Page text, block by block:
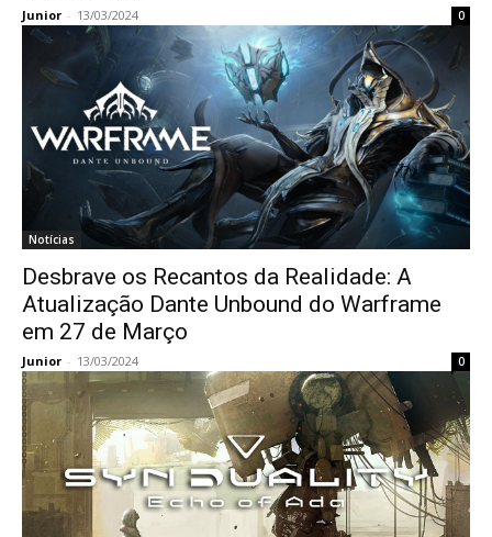
Junior - 13/03/2024 0
Notícias
Desbrave os Recantos da Realidade: A
Atualização Dante Unbound do Warframe
em 27 de Março
Junior - 13/03/2024 0